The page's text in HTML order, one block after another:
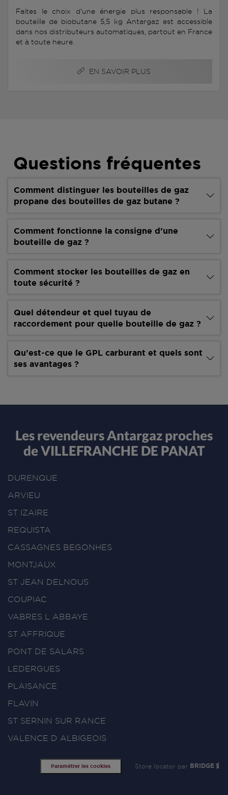
Faites le choix d'une énergie plus responsable ! La
bouteille de biobutane 5,5 kg Antargaz est accessible
dans nos distributeurs automatiques, partout en France
et à toute heure.
EN SAVOIR PLUS
Questions fréquentes
Comment distinguer les bouteilles de gaz
propane des bouteilles de gaz butane ?
Comment fonctionne la consigne d’une
bouteille de gaz ?
Comment stocker les bouteilles de gaz en
toute sécurité ?
Quel détendeur et quel tuyau de
raccordement pour quelle bouteille de gaz ?
Qu’est-ce que le GPL carburant et quels sont
ses avantages ?
Les revendeurs Antargaz proches
de VILLEFRANCHE DE PANAT
DURENQUE
ARVIEU
ST IZAIRE
REQUISTA
CASSAGNES BEGONHES
MONTJAUX
ST JEAN DELNOUS
COUPIAC
VABRES L ABBAYE
ST AFFRIQUE
PONT DE SALARS
LEDERGUES
PLAISANCE
FLAVIN
ST SERNIN SUR RANCE
VALENCE D ALBIGEOIS
Paramétrer les cookies Store locator par BRIDGE